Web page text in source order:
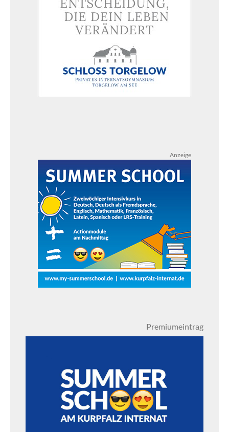
Anzeige
Premiumeintrag